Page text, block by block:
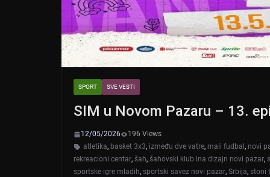
SPORT SVE VESTI
SIM u Novom Pazaru – 13.
12/05/2026
196 Views
atletika, basket 3x3, između dve vatre, mali fudbal , novi
rekreacioni centar, šah, šahovski klub ina dizajn novi pazar,
sportske igre mladih, sportski savez novi pazar, Srbija, stoni